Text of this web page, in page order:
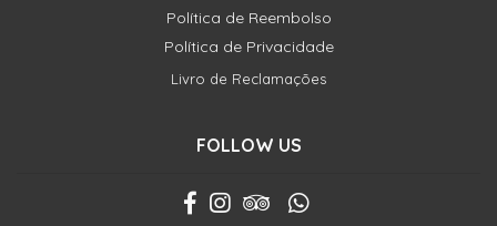
Política de Reembolso
Política de Privacidade
Livro de Reclamações
FOLLOW US